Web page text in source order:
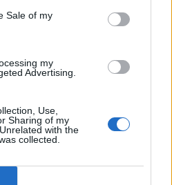
Sale of my
my
Advertising.
Use,
Sharing of my
with the
collected.